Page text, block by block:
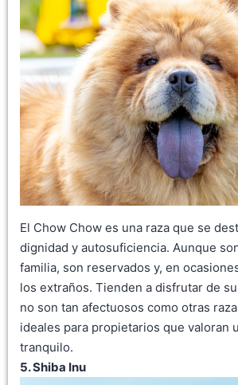
El Chow Chow es una raza que se
dignidad y autosuficiencia. Aunque
familia, son reservados y, en
los extraños. Tienden a disfrutar de
no son tan afectuosos como otras
ideales para propietarios que valoran
tranquilo.
5. Shiba Inu